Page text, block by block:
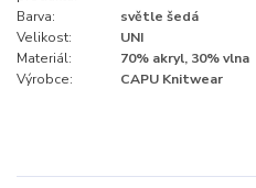
Barva:
světle šedá
Velikost:
UNI
Materiál:
70% akryl, 30% vlna
Výrobce:
CAPU Knitwear